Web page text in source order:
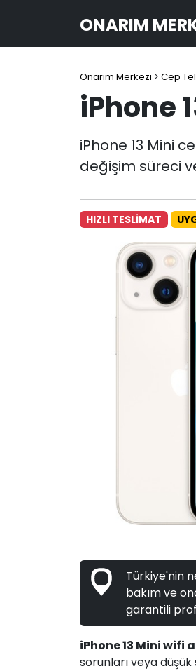
ONARIM
Onarım Merkezi > Cep
iPhone
iPhone 13 Mini
değişim süreci
HIZLI TESLİMAT
Türkiye'nin
bakım ve
garantili
iPhone 13 Mini wifi
sorunları veya